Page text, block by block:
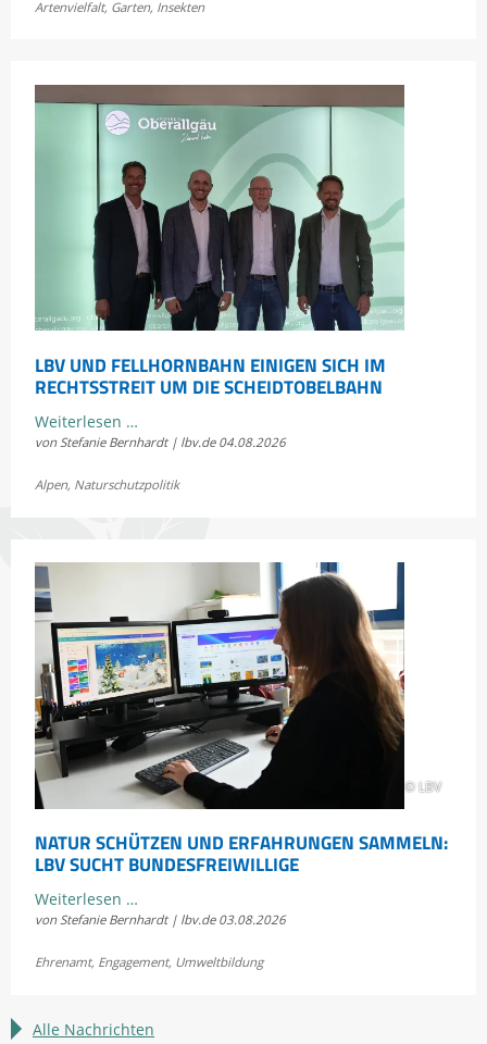
Bayerns
Artenvielfalt, Garten, Insekten
LBV UND FELLHORNBAHN EINIGEN SICH IM
RECHTSSTREIT UM DIE SCHEIDTOBELBAHN
Weiterlesen …LBV
und
einigen
die
Scheidtobelbahn
von Stefanie Bernhardt | lbv.de 04.08.2026
Alpen, Naturschutzpolitik
© LBV
NATUR SCHÜTZEN UND ERFAHRUNGEN SAMMELN:
LBV SUCHT BUNDESFREIWILLIGE
Weiterlesen …Natur
schützen
LBV
von Stefanie Bernhardt | lbv.de 03.08.2026
Ehrenamt, Engagement, Umweltbildung
Alle Nachrichten